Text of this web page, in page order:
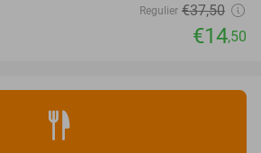
Regulier €37,50
€14,50